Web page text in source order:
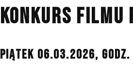
KONKURS FILMU
PIĄTEK 06.03.2026,